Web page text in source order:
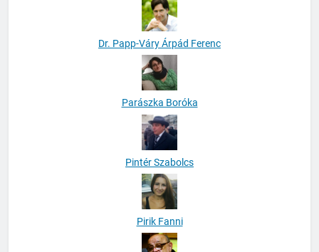
Dr. Papp-Váry Árpád Ferenc
Parászka Boróka
Pintér Szabolcs
Pirik Fanni